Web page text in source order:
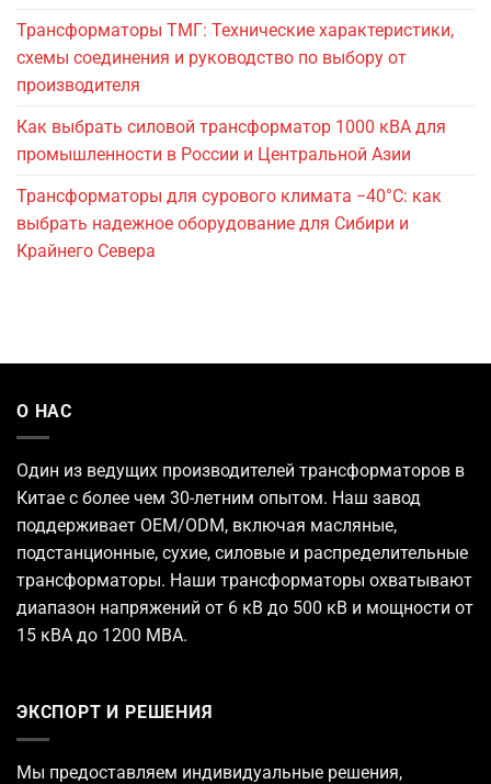
Трансформаторы ТМГ: Технические характеристики,
схемы соединения и руководство по выбору от
производителя
Как выбрать силовой трансформатор 1000 кВА для
промышленности в России и Центральной Азии
Трансформаторы для сурового климата −40°C: как
выбрать надежное оборудование для Сибири и
Крайнего Севера
О НАС
Один из ведущих производителей трансформаторов в
Китае с более чем 30-летним опытом. Наш завод
поддерживает OEM/ODM, включая масляные,
подстанционные, сухие, силовые и распределительные
трансформаторы. Наши трансформаторы охватывают
диапазон напряжений от 6 кВ до 500 кВ и мощности от
15 кВА до 1200 МВА.
ЭКСПОРТ И РЕШЕНИЯ
Мы предоставляем индивидуальные решения,